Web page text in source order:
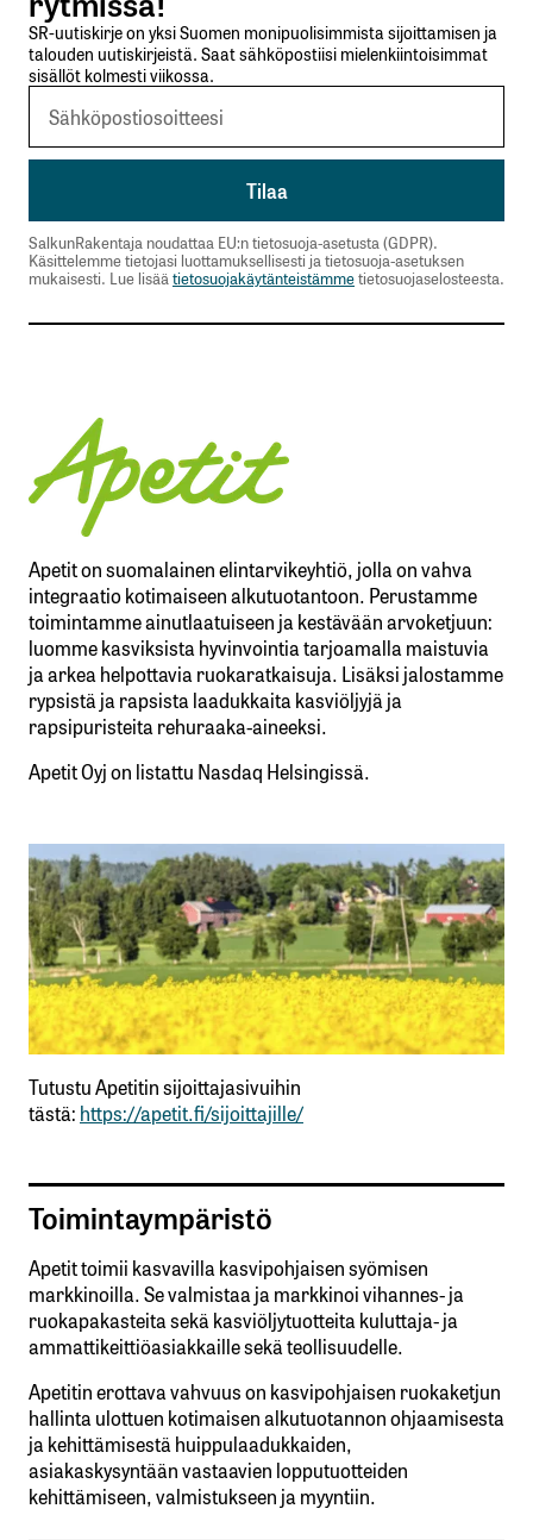
SR-uutiskirje on yksi Suomen monipuolisimmista sijoittamisen ja
talouden uutiskirjeistä. Saat sähköpostiisi mielenkiintoisimmat
sisällöt kolmesti viikossa.
SalkunRakentaja noudattaa EU:n tietosuoja-asetusta (GDPR).
Käsittelemme tietojasi luottamuksellisesti ja tietosuoja-asetuksen
mukaisesti. Lue lisää tietosuojakäytänteistämmetietosuojaselosteesta.
Apetit on suomalainen elintarvikeyhtiö, jolla on vahva
integraatio kotimaiseen alkutuotantoon. Perustamme
toimintamme ainutlaatuiseen ja kestävään arvoketjuun:
luomme kasviksista hyvinvointia tarjoamalla maistuvia
ja arkea helpottavia ruokaratkaisuja. Lisäksi jalostamme
rypsistä ja rapsista laadukkaita kasviöljyjä ja
rapsipuristeita rehuraaka-aineeksi.
Apetit Oyj on listattu Nasdaq Helsingissä.
Tutustu Apetitin sijoittajasivuihin
tästä: https://apetit.fi/sijoittajille/
Toimintaympäristö
Apetit toimii kasvavilla kasvipohjaisen syömisen
markkinoilla. Se valmistaa ja markkinoi vihannes- ja
ruokapakasteita sekä kasviöljytuotteita kuluttaja- ja
ammattikeittiöasiakkaille sekä teollisuudelle.
Apetitin erottava vahvuus on kasvipohjaisen ruokaketjun
hallinta ulottuen kotimaisen alkutuotannon ohjaamisesta
ja kehittämisestä huippulaadukkaiden,
asiakaskysyntään vastaavien lopputuotteiden
kehittämiseen, valmistukseen ja myyntiin.